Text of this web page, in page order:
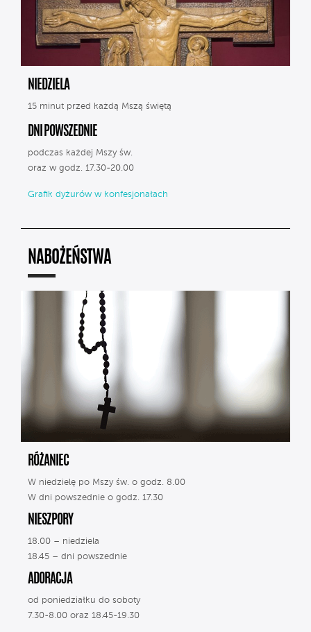
NIEDZIELA
15 minut przed każdą Mszą świętą
DNI POWSZEDNIE
podczas każdej Mszy św.
oraz w godz. 17.30-20.00
Grafik dyżurów w konfesjonałach
NABOŻEŃSTWA
RÓŻANIEC
W niedzielę po Mszy św. o godz. 8.00
W dni powszednie o godz. 17.30
NIESZPORY
18.00 – niedziela
18.45 – dni powszednie
ADORACJA
od poniedziałku do soboty
7.30-8.00 oraz 18.45-19.30